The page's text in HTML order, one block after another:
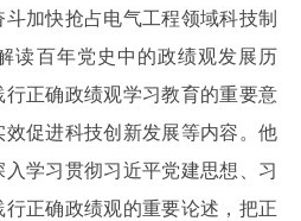
加快抢占电气工程领域科技制
读百年党史中的政绩观发展历
正确政绩观学习教育的重要意
效促进科技创新发展等内容。他
入学习贯彻习近平党建思想、习
行正确政绩观的重要论述， 把正